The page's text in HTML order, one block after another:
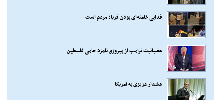
فدایی خامنه‌ای بودن فریاد مردم است
عصبانیت ترامپ از پیروزی نامزد حامی فلسطین
هشدار عزیزی به آمریکا